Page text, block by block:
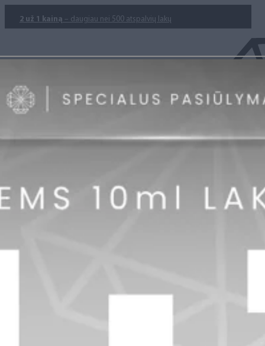
2 už 1 kainą – daugiau nei 500 atspalvių lakų